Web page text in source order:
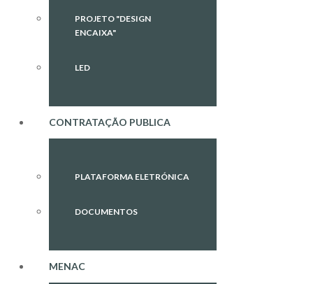
PROJETO "DESIGN
ENCAIXA"
LED
CONTRATAÇÃO PUBLICA
PLATAFORMA ELETRÓNICA
DOCUMENTOS
MENAC